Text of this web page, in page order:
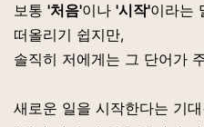
보통 '처음'이나 '시작'이라는
떠올리기 쉽지만,
솔직히 저에게는 그 단어가
새로운 일을 시작한다는 기